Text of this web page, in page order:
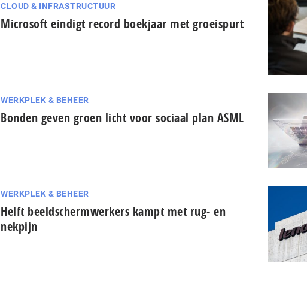
CLOUD & INFRASTRUCTUUR
Microsoft eindigt record boekjaar met groeispurt
WERKPLEK & BEHEER
Bonden geven groen licht voor sociaal plan ASML
WERKPLEK & BEHEER
Helft beeldschermwerkers kampt met rug- en
nekpijn